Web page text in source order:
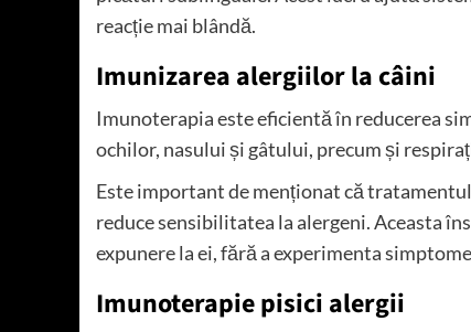
reacție mai blândă.
Imunizarea alergiilor la câini
Imunoterapia este eficientă în reducerea
ochilor, nasului și gâtului, precum și
Este important de menționat că
reduce sensibilitatea la alergeni. Aceasta
expunere la ei, fără a experimenta
Imunoterapie pisici alergii